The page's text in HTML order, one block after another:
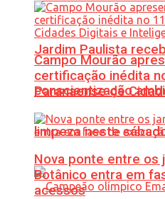
Jardim Paulista
conscientização
limpeza neste
Campo Mourão
certificação inédita
Paranaense de
Nova ponte entre os
Botânico entra em
acessos